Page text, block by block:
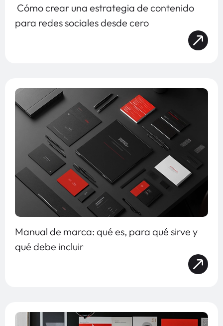
Cómo crear una estrategia de contenido
para redes sociales desde cero
Manual de marca: qué es, para qué sirve y
qué debe incluir